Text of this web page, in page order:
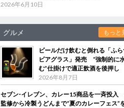
2026年6月10日
グルメ もっと
ビールだけ飲むと倒れる「ふら
ビアグラス」発売 “強制的に
む”仕掛けで適正飲酒を後押し
2026年8月7日
セブン‐イレブン、カレー15商品を一斉投入
監修から冷製うどんまで“夏のカレーフェス”